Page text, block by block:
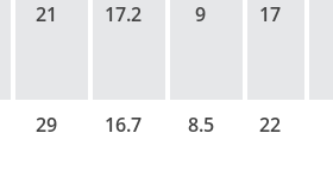
21 17.2 9 17
29 16.7 8.5 22